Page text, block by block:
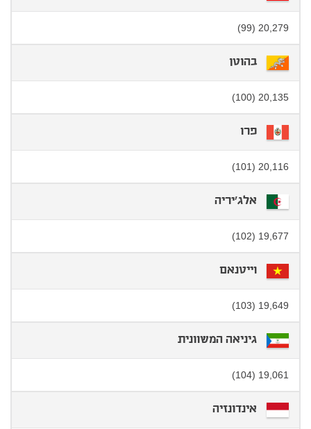
20,279 (99)
בהוטן
20,135 (100)
פרו
20,116 (101)
אלג'יריה
19,677 (102)
וייטנאם
19,649 (103)
גיניאה המשוונית
19,061 (104)
אינדונזיה